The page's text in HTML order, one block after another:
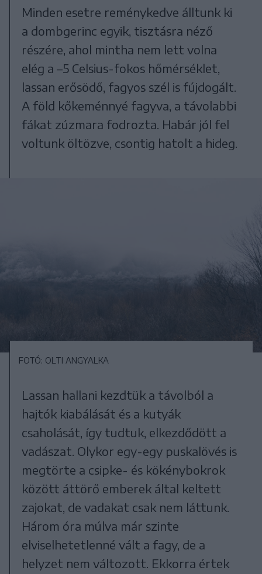
Minden esetre reménykedve álltunk ki
a dombgerinc egyik, tisztásra néző
részére, ahol mintha nem lett volna
elég a –5 Celsius-fokos hőmérséklet,
lassan erősödő, fagyos szél is fújdogált.
A föld kőkeménnyé fagyva, a távolabbi
fákat zúzmara fodrozta. Habár jól fel
voltunk öltözve, csontig hatolt a hideg.
FOTÓ: OLTI ANGYALKA
Lassan hallani kezdtük a távolból a
hajtók kiabálását és a kutyák
csaholását, így tudtuk, elkezdődött a
vadászat. Olykor egy-egy puskalövés is
megtörte a csipke- és kökénybokrok
között áttörő emberek által keltett
zajokat, de vadakat csak nem láttunk.
Három óra múlva már szinte
elviselhetetlenné vált a fagy, de a
helyzet nem változott. Ekkorra értek